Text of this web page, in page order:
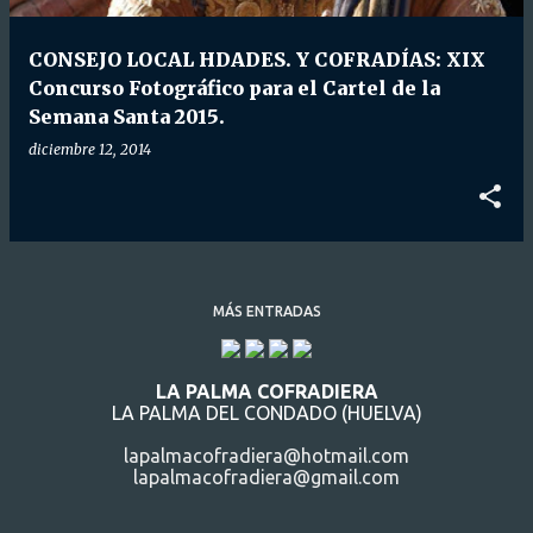
CONSEJO LOCAL HDADES. Y COFRADÍAS: XIX
Concurso Fotográfico para el Cartel de la
Semana Santa 2015.
diciembre 12, 2014
MÁS ENTRADAS
LA PALMA COFRADIERA
LA PALMA DEL CONDADO (HUELVA)
lapalmacofradiera@hotmail.com
lapalmacofradiera@gmail.com